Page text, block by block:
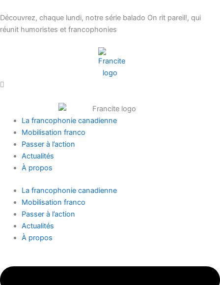
au
contenu
Découvrez, chaque lundi, notre série balado On rit pareil!, qui
réunit humoristes et francophonies
La francophonie canadienne
Mobilisation franco
Passer à l’action
Actualités
À propos
La francophonie canadienne
Mobilisation franco
Passer à l’action
Actualités
À propos